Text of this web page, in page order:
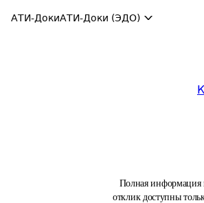
АТИ-ДокиАТИ-Доки (ЭДО)
Полная информация
отклик доступны